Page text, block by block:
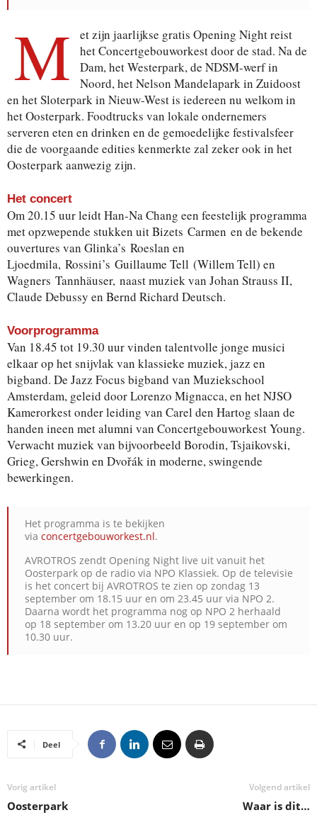
M
et zijn jaarlijkse gratis Opening Night reist
het Concertgebouworkest door de stad. Na de
Dam, het Westerpark, de NDSM-werf in
Noord, het Nelson Mandelapark in Zuidoost
en het Sloterpark in Nieuw-West is iedereen nu welkom in
het Oosterpark. Foodtrucks van lokale ondernemers
serveren eten en drinken en de gemoedelijke festivalsfeer
die de voorgaande edities kenmerkte zal zeker ook in het
Oosterpark aanwezig zijn.
Het concert
Om 20.15 uur leidt Han-Na Chang een feestelijk programma
met opzwepende stukken uit Bizets Carmen en de bekende
ouvertures van Glinka’s Roeslan en
Ljoedmila, Rossini’s Guillaume Tell (Willem Tell) en
Wagners Tannhäuser, naast muziek van Johan Strauss II,
Claude Debussy en Bernd Richard Deutsch.
Voorprogramma
Van 18.45 tot 19.30 uur vinden talentvolle jonge musici
elkaar op het snijvlak van klassieke muziek, jazz en
bigband. De Jazz Focus bigband van Muziekschool
Amsterdam, geleid door Lorenzo Mignacca, en het NJSO
Kamerorkest onder leiding van Carel den Hartog slaan de
handen ineen met alumni van Concertgebouworkest Young.
Verwacht muziek van bijvoorbeeld Borodin, Tsjaikovski,
Grieg, Gershwin en Dvořák in moderne, swingende
bewerkingen.
Het programma is te bekijken
via concertgebouworkest.nl.
AVROTROS zendt Opening Night live uit vanuit het
Oosterpark op de radio via NPO Klassiek. Op de televisie
is het concert bij AVROTROS te zien op zondag 13
september om 18.15 uur en om 23.45 uur via NPO 2.
Daarna wordt het programma nog op NPO 2 herhaald
op 18 september om 13.20 uur en op 19 september om
10.30 uur.
Deel
Vorig artikel
Oosterpark
Volgend artikel
Waar is dit…